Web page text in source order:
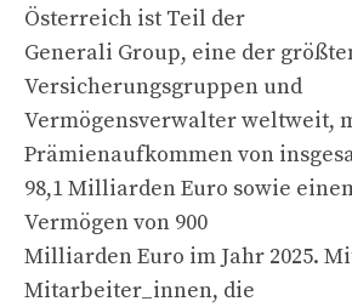
Österreich ist Teil der
Generali Group, eine der
Versicherungsgruppen und
Vermögensverwalter weltweit,
Prämienaufkommen von
98,1 Milliarden Euro sowie
Vermögen von 900
Milliarden Euro im Jahr 2025.
Mitarbeiter_innen, die